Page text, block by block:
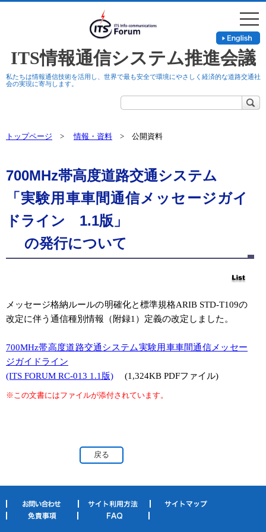
ITS情報通信システム推進会議
私たちは情報通信技術を活用し、世界で最も安全で環境にやさしく経済的な道路交通社
会の実現に寄与します。
トップページ >情報・資料 > 公開資料
700MHz帯高度道路交通システム
「実験用車車間通信メッセージガイ
ドライン 1.1版」
の発行について
メッセージ格納ルールの明確化と標準規格ARIB STD-T109の
改定に伴う通信種別情報（附録1）定義の改定しました。
700MHz帯高度道路交通システム実験用車車間通信メッセー
ジガイドライン
(ITS FORUM RC-013 1.1版) (1,324KB PDFファイル)
※この文書にはファイルが添付されています。
戻る